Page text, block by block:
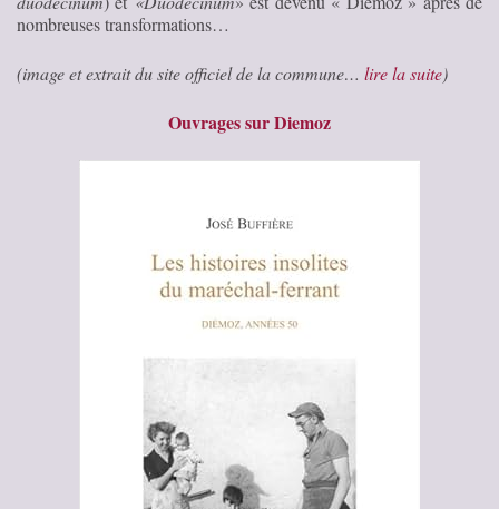
nombreuses transformations…
(image et extrait du site officiel de la commune… lire la suite)
Ouvrages sur Diemoz